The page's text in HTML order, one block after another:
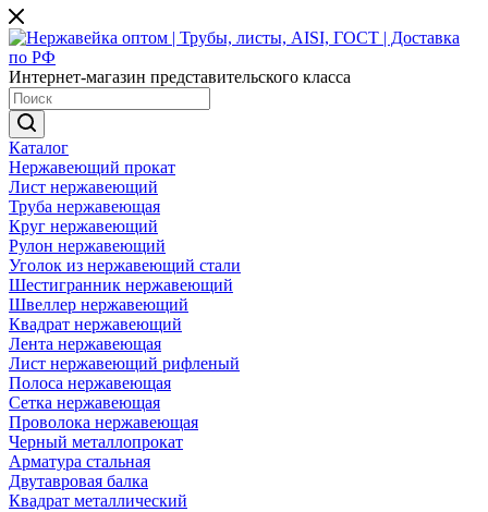
Интернет-магазин представительского класса
Каталог
Нержавеющий прокат
Лист нержавеющий
Труба нержавеющая
Круг нержавеющий
Рулон нержавеющий
Уголок из нержавеющий стали
Шестигранник нержавеющий
Швеллер нержавеющий
Квадрат нержавеющий
Лента нержавеющая
Лист нержавеющий рифленый
Полоса нержавеющая
Сетка нержавеющая
Проволока нержавеющая
Черный металлопрокат
Арматура стальная
Двутавровая балка
Квадрат металлический